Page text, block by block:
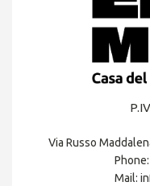
Via Russo
Mail: